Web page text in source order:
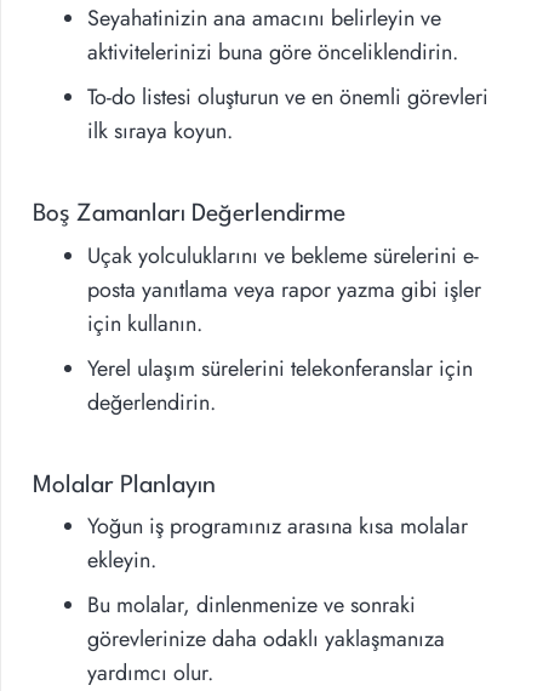
Seyahatinizin ana amacını belirleyin ve
aktivitelerinizi buna göre önceliklendirin.
To-do listesi oluşturun ve en önemli görevleri
ilk sıraya koyun.
Boş Zamanları Değerlendirme
Uçak yolculuklarını ve bekleme sürelerini e-
posta yanıtlama veya rapor yazma gibi işler
için kullanın.
Yerel ulaşım sürelerini telekonferanslar için
değerlendirin.
Molalar Planlayın
Yoğun iş programınız arasına kısa molalar
ekleyin.
Bu molalar, dinlenmenize ve sonraki
görevlerinize daha odaklı yaklaşmanıza
yardımcı olur.